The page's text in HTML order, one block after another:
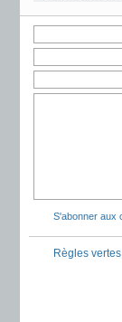
S'abonner aux
Règles